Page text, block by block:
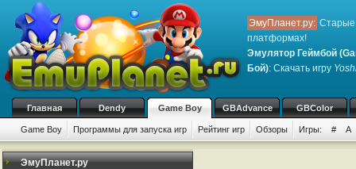
ЭмуПланет.ру: Старые
платформах!
Эмулятор Геймбой
Бой): Скачать игру
Главная Dendy Game Boy GBAdvance GBColor
Game Boy Программы для запуска игр Рейтинг игр Обзоры Игры: # A
ЭмуПланет.ру